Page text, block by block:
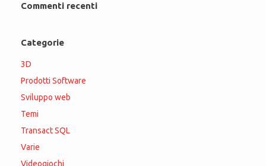
Commenti recenti
Categorie
3D
Prodotti Software
Sviluppo web
Temi
Transact SQL
Varie
Videogiochi